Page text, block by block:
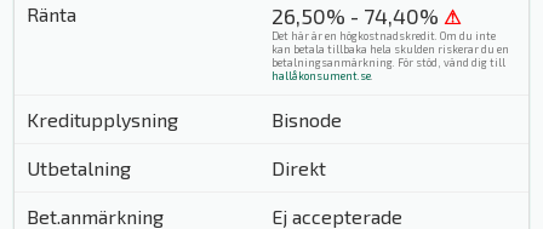
26,50% - 74,40% ⚠
Det här är en högkostnadskredit. Om du inte
kan betala tillbaka hela skulden riskerar du en
betalningsanmärkning. För stöd, vänd dig till
hallåkonsument.se
Bisnode
Direkt
Ej accepterade